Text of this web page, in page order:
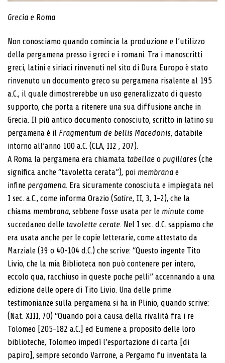
Grecia e Roma
Non conosciamo quando comincia la produzione e l’utilizzo
della pergamena presso i greci e i romani. Tra i manoscritti
greci, latini e siriaci rinvenuti nel sito di Dura Europo è stato
rinvenuto un documento greco su pergamena risalente al 195
a.C., il quale dimostrerebbe un uso generalizzato di questo
supporto, che porta a ritenere una sua diffusione anche in
Grecia. Il più antico documento conosciuto, scritto in latino su
pergamena è il Fragmentum de bellis Macedonis, databile
intorno all’anno 100 a.C. (CLA, II2 , 207).
A Roma la pergamena era chiamata tabellae o pugillares (che
significa anche “tavoletta cerata”), poi membrana e
infine pergamena. Era sicuramente conosciuta e impiegata nel
I sec. a.C., come informa Orazio (Satire, II, 3, 1-2), che la
chiama membrana, sebbene fosse usata per le minute come
succedaneo delle tavolette cerate. Nel I sec. d.C. sappiamo che
era usata anche per le copie letterarie, come attestato da
Marziale (39 o 40-104 d.C.) che scrive: “Questo ingente Tito
Livio, che la mia Biblioteca non può contenere per intero,
eccolo qua, racchiuso in queste poche pelli” accennando a una
edizione delle opere di Tito Livio. Una delle prime
testimonianze sulla pergamena si ha in Plinio, quando scrive:
(Nat. XIII, 70) “Quando poi a causa della rivalità fra i re
Tolomeo [205-182 a.C.] ed Eumene a proposito delle loro
biblioteche, Tolomeo impedì l’esportazione di carta [di
papiro], sempre secondo Varrone, a Pergamo fu inventata la